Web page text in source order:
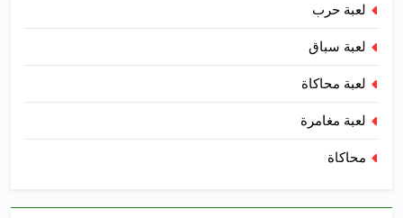
لعبة حرب
لعبة سباق
لعبة محاكاة
لعبة مغامرة
محاكاة